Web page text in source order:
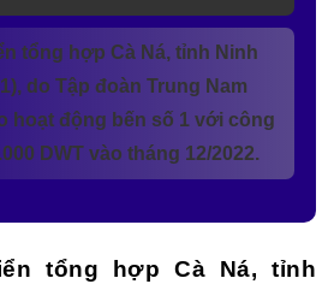
tổng hợp Cà Ná, tỉnh Ninh
do Tập đoàn Trung Nam
hoạt động bến số 1 với công
DWT vào tháng 12/2022.
tổng hợp Cà Ná, tỉnh